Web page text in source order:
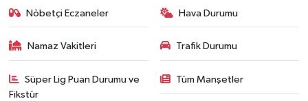
Nöbetçi Eczaneler Hava Durumu
Namaz Vakitleri Trafik Durumu
Süper Lig Puan Durumu ve
Fikstür
Tüm Manşetler